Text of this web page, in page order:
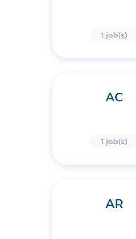
1 job(s)
AC
1 job(s)
AR